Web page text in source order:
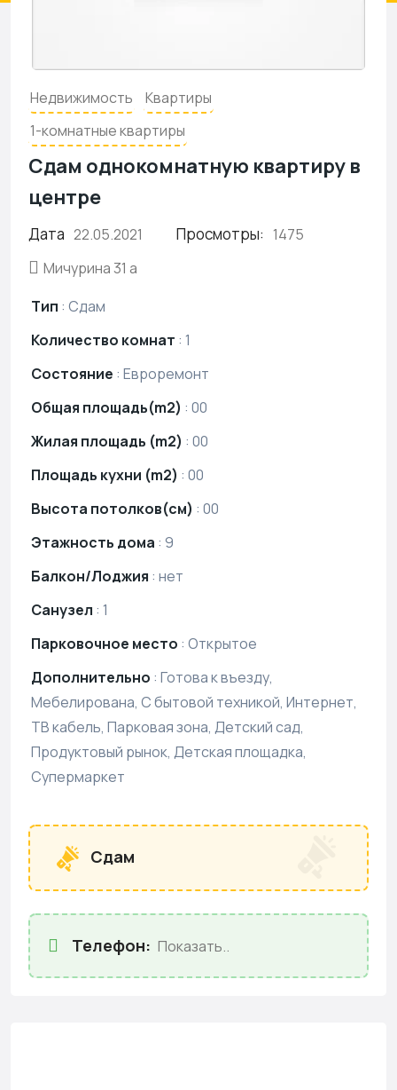
Недвижимость
Квартиры
1-комнатные квартиры
Сдам однокомнатную квартиру в
центре
Дата 22.05.2021 Просмотры: 1475
Мичурина 31 а
Тип : Сдам
Количество комнат : 1
Состояние : Евроремонт
Общая площадь(m2) : 00
Жилая площадь (m2) : 00
Площадь кухни (m2) : 00
Высота потолков(см) : 00
Этажность дома : 9
Балкон/Лоджия : нет
Санузел : 1
Парковочное место : Открытое
Дополнительно : Готова к въезду,
Мебелирована, С бытовой техникой, Интернет,
ТВ кабель, Парковая зона, Детский сад,
Продуктовый рынок, Детская площадка,
Супермаркет
Сдам
Телефон: Показать..